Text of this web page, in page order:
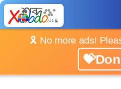
🎗️ No more ads!